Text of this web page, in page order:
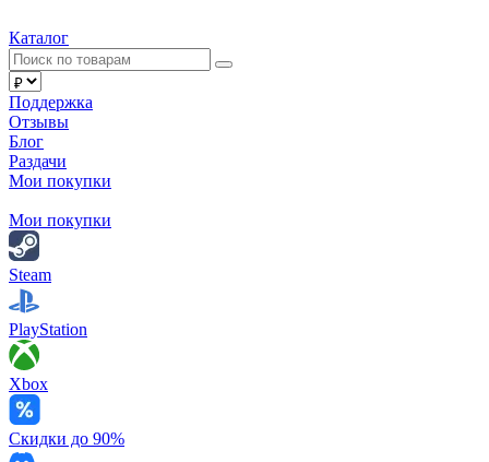
Каталог
Поддержка
Отзывы
Блог
Раздачи
Мои покупки
Мои покупки
Steam
PlayStation
Xbox
Скидки до 90%